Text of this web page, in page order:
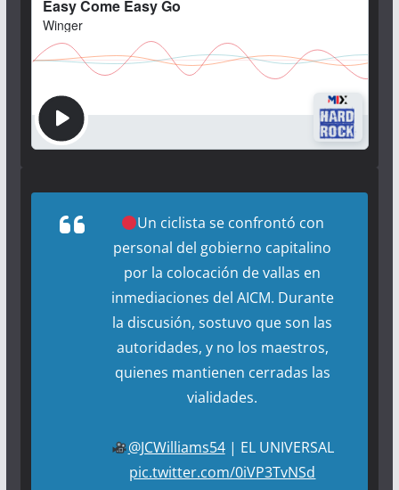
Un ciclista se confrontó con
personal del gobierno capitalino
por la colocación de vallas en
inmediaciones del AICM. Durante
la discusión, sostuvo que son las
autoridades, y no los maestros,
quienes mantienen cerradas las
vialidades.
@JCWilliams54| EL UNIVERSAL
pic.twitter.com/0iVP3TvNSd